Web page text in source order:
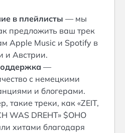
в плейлисты — мы
предложить ваш трек
Apple Music и Spotify в
и Австрии.
—
с немецкими
и блогерами.
такие треки, как «ZEIT,
WAS DREHT» $OHO
хитами благодаря